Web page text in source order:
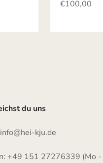
Angebot
€100,00
du uns
kju.de
+49 151 27276339 (Mo